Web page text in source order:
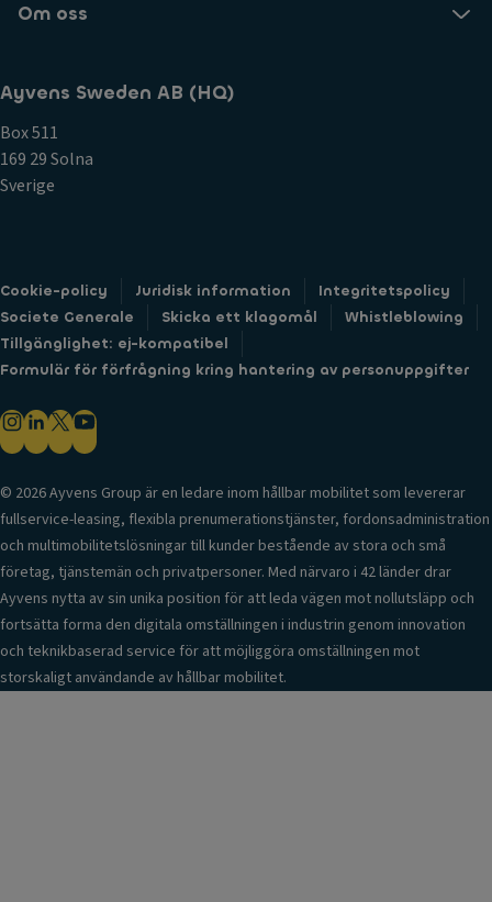
Om oss
Ayvens Sweden AB (HQ)
Box 511
169 29 Solna
Sverige
Cookie-policy Juridisk information
Integritetspolicy
Societe Generale
Skicka ett klagomål
Whistleblowing
Tillgänglighet: ej-kompatibel
Formulär för förfrågning kring hantering av personuppgifter
© 2026 Ayvens Group är en ledare inom hållbar mobilitet som levererar
fullservice-leasing, flexibla prenumerationstjänster, fordonsadministration
och multimobilitetslösningar till kunder bestående av stora och små
företag, tjänstemän och privatpersoner. Med närvaro i 42 länder drar
Ayvens nytta av sin unika position för att leda vägen mot nollutsläpp och
fortsätta forma den digitala omställningen i industrin genom innovation
och teknikbaserad service för att möjliggöra omställningen mot
storskaligt användande av hållbar mobilitet.